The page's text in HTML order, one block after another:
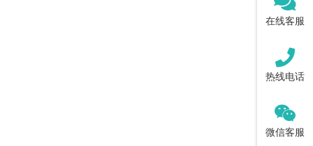
在线客服
热线电话
微信客服